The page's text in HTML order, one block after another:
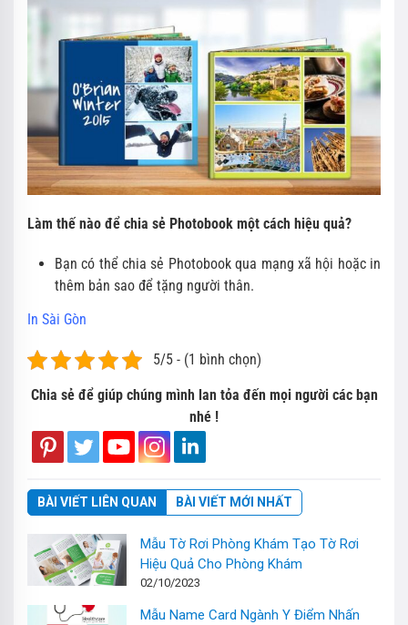
Làm thế nào để chia sẻ Photobook một cách hiệu quả?
Bạn có thể chia sẻ Photobook qua mạng xã hội hoặc in
thêm bản sao để tặng người thân.
In Sài Gòn
5/5 - (1 bình chọn)
Chia sẻ để giúp chúng mình lan tỏa đến mọi người các bạn
nhé !
BÀI VIẾT LIÊN QUAN BÀI VIẾT MỚI NHẤT
Mẫu Tờ Rơi Phòng Khám Tạo Tờ Rơi
Hiệu Quả Cho Phòng Khám
02/10/2023
Mẫu Name Card Ngành Y Điểm Nhấn